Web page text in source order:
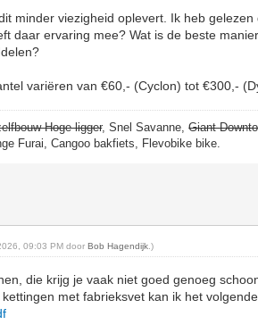
minder viezigheid oplevert. Ik heb gelezen
daar ervaring mee? Wat is de beste
variëren van €60,- (Cyclon) tot €300,-
Hoge ligger, Snel Savanne,Giant
Furai, Cangoo bakfiets, Flevobike bike.
09:03 PM doorBob Hagendijk .)
die krijg je vaak niet goed genoeg
met fabrieksvet kan ik het